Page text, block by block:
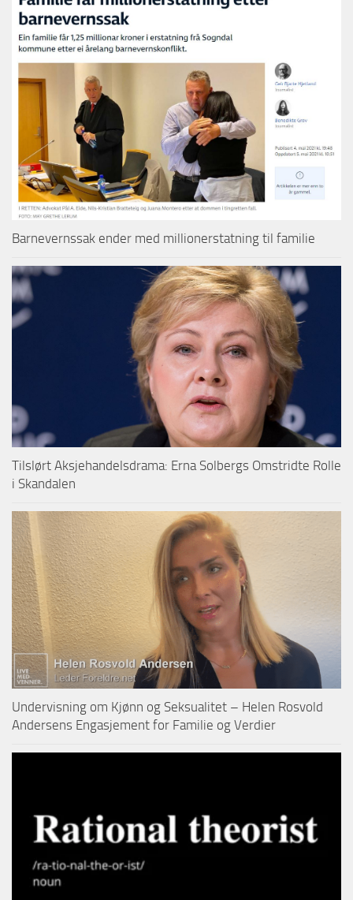
Barnevernssak ender med millionerstatning til familie
Tilslørt Aksjehandelsdrama: Erna Solbergs Omstridte Rolle
i Skandalen
Undervisning om Kjønn og Seksualitet – Helen Rosvold
Andersens Engasjement for Familie og Verdier